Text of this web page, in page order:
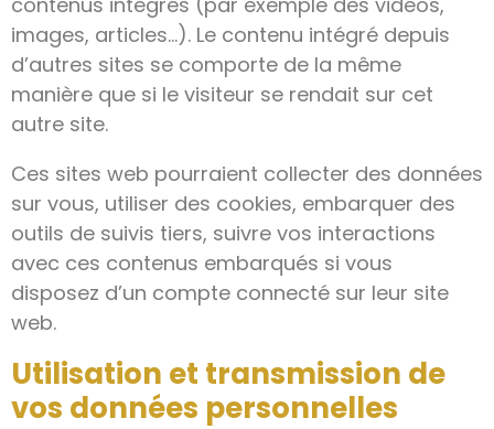
images, articles…). Le contenu intégré depuis
d’autres sites se comporte de la même
manière que si le visiteur se rendait sur cet
autre site.
Ces sites web pourraient collecter des données
sur vous, utiliser des cookies, embarquer des
outils de suivis tiers, suivre vos interactions
avec ces contenus embarqués si vous
disposez d’un compte connecté sur leur site
web.
Utilisation et transmission de
vos données personnelles